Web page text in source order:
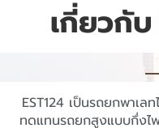
เกี่ยวกับ
EST124 เป็นรถยกพาเล
ทดแทนรถยกสูงแบบกึ่งไ